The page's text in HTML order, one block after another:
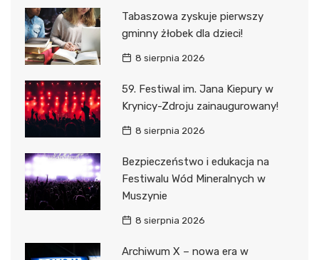
Tabaszowa zyskuje pierwszy
gminny żłobek dla dzieci!
8 sierpnia 2026
59. Festiwal im. Jana Kiepury w
Krynicy-Zdroju zainaugurowany!
8 sierpnia 2026
Bezpieczeństwo i edukacja na
Festiwalu Wód Mineralnych w
Muszynie
8 sierpnia 2026
Archiwum X – nowa era w